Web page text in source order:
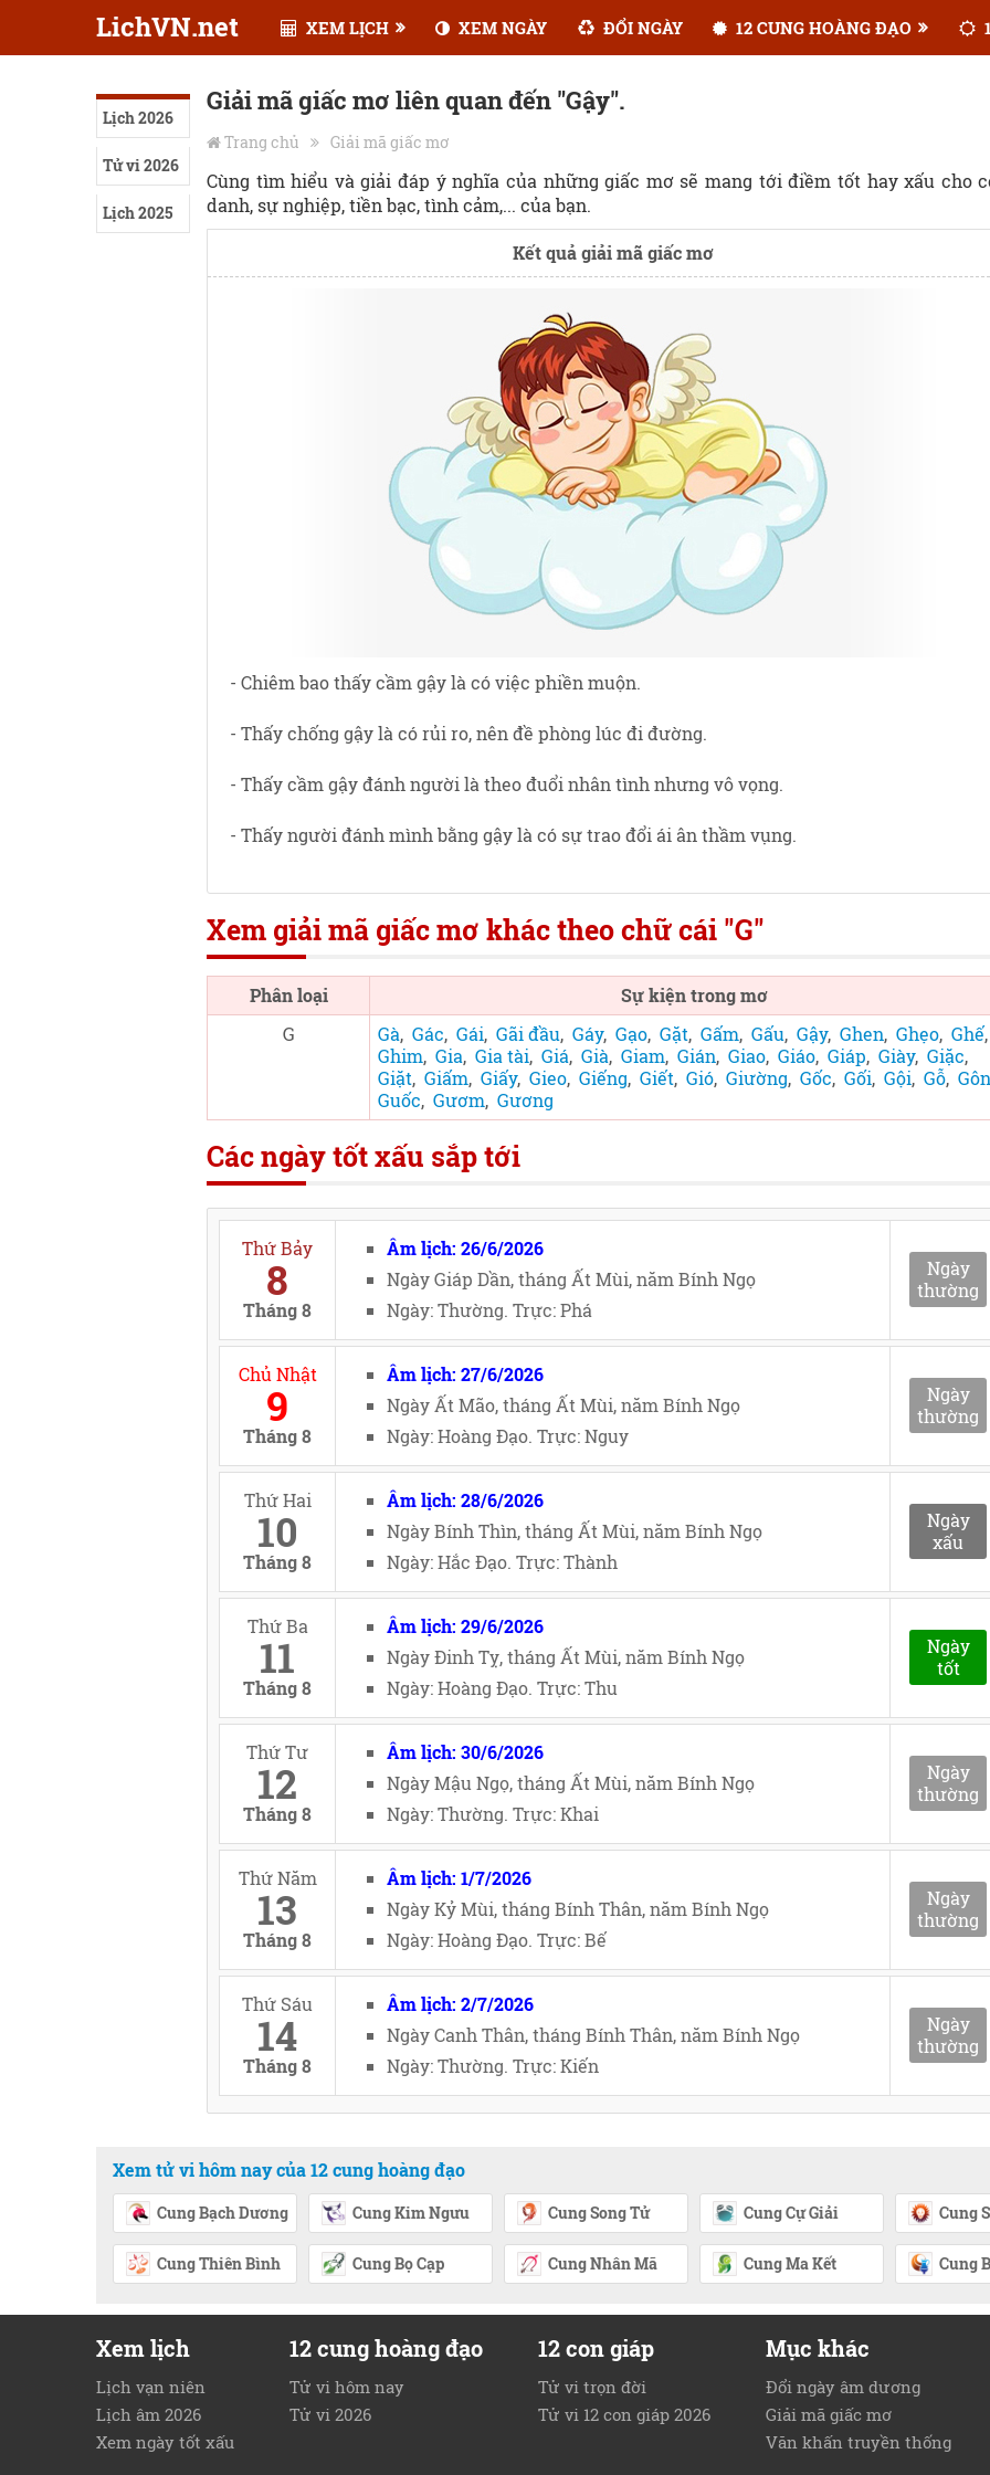
LichVN.net XEM LỊCH XEM NGÀY ĐỔI NGÀY 12 CUNG HOÀNG ĐẠO
Lịch 2026
Tử vi 2026
Lịch 2025
Giải mã giấc mơ liên quan đến "Gậy".
Trang chủ Giải mã giấc mơ
Cùng tìm hiểu và giải đáp ý nghĩa của những giấc mơ sẽ mang tới điềm tốt hay xấu cho
danh, sự nghiệp, tiền bạc, tình cảm,... của bạn.
Kết quả giải mã giấc mơ
- Chiêm bao thấy cầm gậy là có việc phiền muộn.
- Thấy chống gậy là có rủi ro, nên đề phòng lúc đi đường.
- Thấy cầm gậy đánh người là theo đuổi nhân tình nhưng vô vọng.
- Thấy người đánh mình bằng gậy là có sự trao đổi ái ân thầm vụng.
Xem giải mã giấc mơ khác theo chữ cái "G"
Phân loại
Sự kiện trong mơ
G
Gà, Gác, Gái, Gãi đầu, Gáy, Gạo, Gặt, Gấm, Gấu, Gậy, Ghen, Ghẹo, Ghế,
Ghim, Gia, Gia tài, Giá, Già, Giam, Gián, Giao, Giáo, Giáp, Giày, Giặc,
Giặt, Giấm, Giấy, Gieo, Giếng, Giết, Gió, Giường, Gốc, Gối, Gội, Gỗ,
Guốc, Gươm, Gương
Các ngày tốt xấu sắp tới
Thứ Bảy
8
Tháng 8
Âm lịch: 26/6/2026
Ngày Giáp Dần, tháng Ất Mùi, năm Bính Ngọ
Ngày: Thường. Trực: Phá
Ngày
thường
Chủ Nhật
9
Tháng 8
Âm lịch: 27/6/2026
Ngày Ất Mão, tháng Ất Mùi, năm Bính Ngọ
Ngày: Hoàng Đạo. Trực: Nguy
Ngày
thường
Thứ Hai
10
Tháng 8
Âm lịch: 28/6/2026
Ngày Bính Thìn, tháng Ất Mùi, năm Bính Ngọ
Ngày: Hắc Đạo. Trực: Thành
Ngày
xấu
Thứ Ba
11
Tháng 8
Âm lịch: 29/6/2026
Ngày Đinh Tỵ, tháng Ất Mùi, năm Bính Ngọ
Ngày: Hoàng Đạo. Trực: Thu
Ngày
tốt
Thứ Tư
12
Tháng 8
Âm lịch: 30/6/2026
Ngày Mậu Ngọ, tháng Ất Mùi, năm Bính Ngọ
Ngày: Thường. Trực: Khai
Ngày
thường
Thứ Năm
13
Tháng 8
Âm lịch: 1/7/2026
Ngày Kỷ Mùi, tháng Bính Thân, năm Bính Ngọ
Ngày: Hoàng Đạo. Trực: Bế
Ngày
thường
Thứ Sáu
14
Tháng 8
Âm lịch: 2/7/2026
Ngày Canh Thân, tháng Bính Thân, năm Bính Ngọ
Ngày: Thường. Trực: Kiến
Ngày
thường
Xem tử vi hôm nay của 12 cung hoàng đạo
Cung Bạch Dương Cung Kim Ngưu Cung Song Tử Cung Cự Giải Cung
Cung Thiên Bình Cung Bọ Cạp Cung Nhân Mã Cung Ma Kết Cung
Xem lịch
Lịch vạn niên
Lịch âm 2026
Xem ngày tốt xấu
12 cung hoàng đạo
Tử vi hôm nay
Tử vi 2026
12 con giáp
Tử vi trọn đời
Tử vi 12 con giáp 2026
Mục khác
Đổi ngày âm dương
Giải mã giấc mơ
Văn khấn truyền thống